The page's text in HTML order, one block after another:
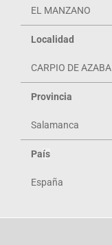
EL MANZANO
Localidad
CARPIO DE AZABA
Provincia
Salamanca
País
España